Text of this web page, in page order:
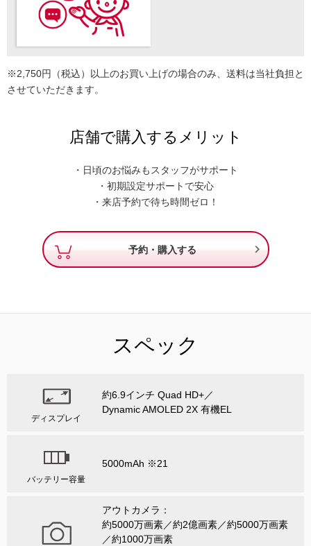
※2,750円（税込）以上のお買い上げの場合のみ、送料は当社負担と
させていただきます。
店舗で購入するメリット
・日頃のお悩みもスタッフがサポート
・初期設定サポートで安心
・来店予約で待ち時間ゼロ！
予約・購入する 
スペック
ディスプレイ
約6.9インチ Quad HD+／
Dynamic AMOLED 2X 有機EL
バッテリー容量
5000mAh ※21
アウトカメラ：
約5000万画素／約2億画素／約5000万画素
／約1000万画素